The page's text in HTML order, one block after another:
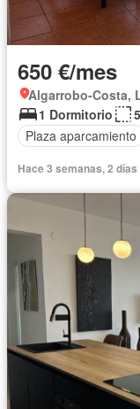
650 €/mes
Algarrobo-Costa,
1 Dormitorio
Plaza aparcamiento
Hace 3 semanas, 2